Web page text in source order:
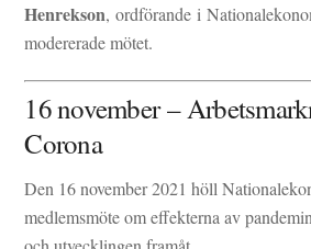
Henrekson, ordförande i
modererade mötet.
16 november –
Corona
Den 16 november 2021 höll
medlemsmöte om effekterna av